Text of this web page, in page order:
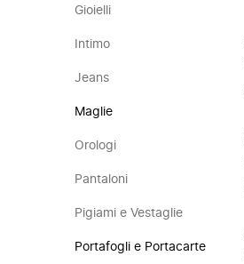
Gioielli
Intimo
Jeans
Maglie
Orologi
Pantaloni
Pigiami e Vestaglie
Portafogli e Portacarte